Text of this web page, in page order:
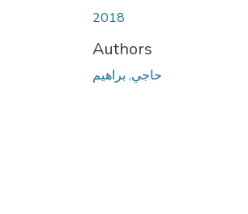
2018
Authors
حاجي, براهيم